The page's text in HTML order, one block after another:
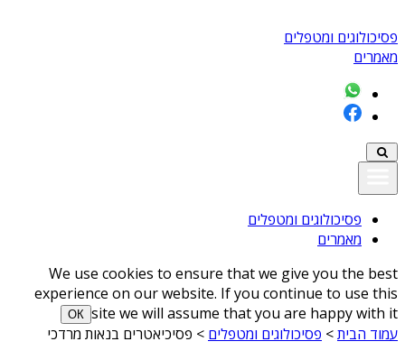
פסיכולוגים ומטפלים
מאמרים
פסיכולוגים ומטפלים
מאמרים
We use cookies to ensure that we give you the best
experience on our website. If you continue to use this
site we will assume that you are happy with it
ОК
עמוד הבית> פסיכולוגים ומטפלים > פסיכיאטרים בנאות מרדכי